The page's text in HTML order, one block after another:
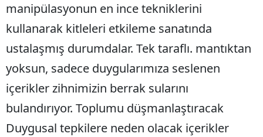
manipülasyonun en ince tekniklerini
kullanarak kitleleri etkileme sanatında
ustalaşmış durumdalar. Tek taraflı. mantıktan
yoksun, sadece duygularımıza seslenen
içerikler zihnimizin berrak sularını
bulandırıyor. Toplumu düşmanlaştıracak
Duygusal tepkilere neden olacak içerikler